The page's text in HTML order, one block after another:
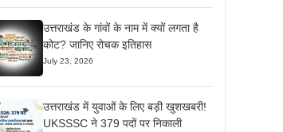
उत्तराखंड के गांवों के नाम में क्यों लगता है
कोट? जानिए रोचक इतिहास
July 23, 2026
उत्तराखंड में युवाओं के लिए बड़ी खुशखबरी!
UKSSSC ने 379 पदों पर निकाली